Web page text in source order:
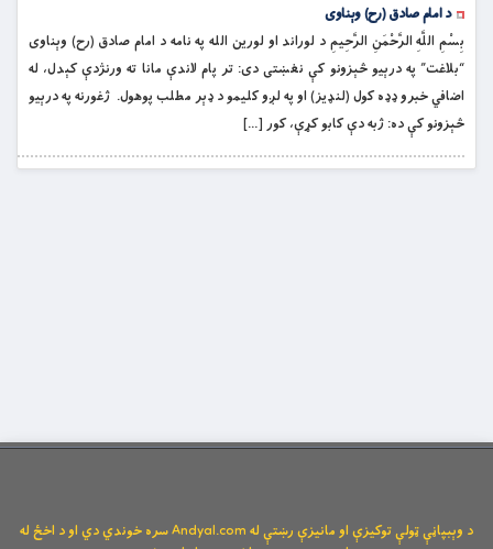
د امام صادق (رح) وېناوی
بِسْمِ اللَّهِ الرَّحْمَنِ الرَّحِيمِ د لوراند او لورین الله په نامه د امام صادق (رح) وېناوی
“بلاغت” په درېیو څېزونو کې نغښتی دی: تر پام لاندې مانا ته ورنژدې کېدل، له
اضافي خبرو ډډه کول (لنډیز) او په لږو کلیمو د ډېر مطلب پوهول. ژغورنه په درېیو
څېزونو کې ده: ژبه دې کابو کړې، کور […]
د وېبپاڼې ټولې توکیزې او مانیزې رښتې له Andyal.com سره خوندي دي او د اخځ له